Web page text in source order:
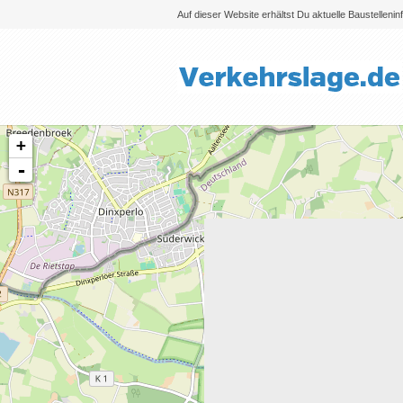
Auf dieser Website erhältst Du aktuelle
+
-